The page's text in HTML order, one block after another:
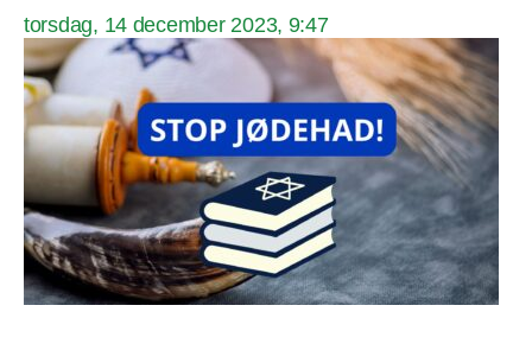
torsdag, 14 december 2023, 9:47